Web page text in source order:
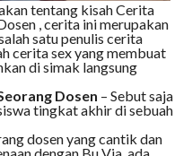
tentang kisah Cerita
, cerita ini merupakan
satu penulis cerita
cerita sex yang membuat
di simak langsung
Dosen – Sebut saja
tingkat akhir di sebuah
dosen yang cantik dan